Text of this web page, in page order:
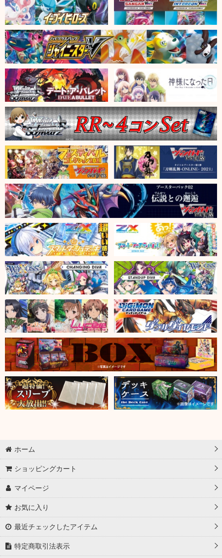
ホーム
ショッピングカート
マイページ
お気に入り
最近チェックしたアイテム
特定商取引法表示